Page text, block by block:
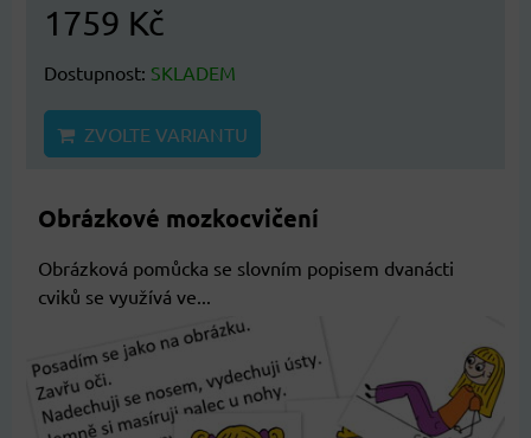
1759 Kč
Dostupnost: SKLADEM
ZVOLTE VARIANTU
Obrázkové mozkocvičení
Obrázková pomůcka se slovním popisem dvanácti
cviků se využívá ve...